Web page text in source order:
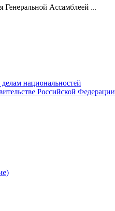
Генеральной Ассамблеей ...
национальностей
Российской Федерации